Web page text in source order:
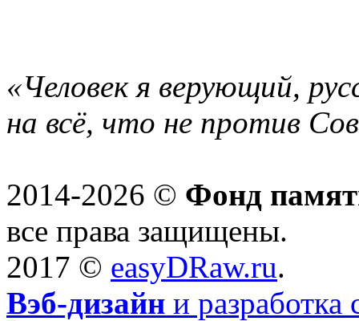
«Человек я верующий,
на всё, что не против
2014-2026 © Фонд
все права защищены.
2017 © easyDRaw.ru.
Вэб-дизайн и разработка